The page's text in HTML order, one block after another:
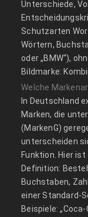
Unterschiede,
Schutzarten
Wörtern,
oder „BMW“),
Bildmarke:
Welche
In Deutschland
Marken, die
(MarkenG)
unterscheiden
Funktion. Hier
Definition:
Buchstaben,
einer Standard-
Beispiele: „Coca-